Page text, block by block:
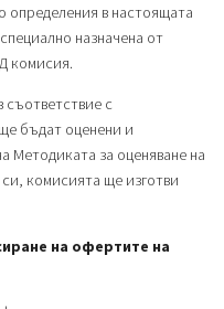
определения в настоящата
назначена от
комисия.
с
бъдат оценени и
Методиката за оценяване на
комисията ще изготви
на офертите на